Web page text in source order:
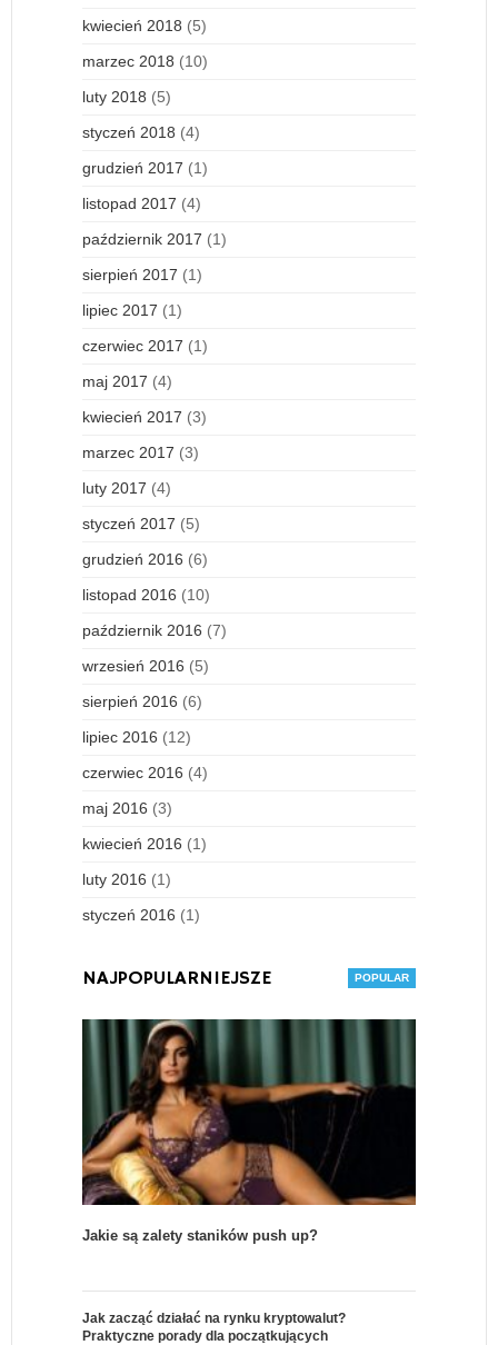
kwiecień 2018 (5)
marzec 2018 (10)
luty 2018 (5)
styczeń 2018 (4)
grudzień 2017 (1)
listopad 2017 (4)
październik 2017 (1)
sierpień 2017 (1)
lipiec 2017 (1)
czerwiec 2017 (1)
maj 2017 (4)
kwiecień 2017 (3)
marzec 2017 (3)
luty 2017 (4)
styczeń 2017 (5)
grudzień 2016 (6)
listopad 2016 (10)
październik 2016 (7)
wrzesień 2016 (5)
sierpień 2016 (6)
lipiec 2016 (12)
czerwiec 2016 (4)
maj 2016 (3)
kwiecień 2016 (1)
luty 2016 (1)
styczeń 2016 (1)
NAJPOPULARNIEJSZE
Jakie są zalety staników push up?
Jak zacząć działać na rynku kryptowalut?
Praktyczne porady dla początkujących